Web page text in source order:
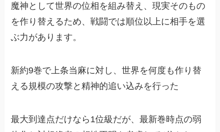
魔神として世界の位相を組み替え、現実そのもの
を作り替えるため、戦闘では順位以上に相手を選
ぶ力があります。
新約9巻で上条当麻に対し、世界を何度も作り替
える規模の攻撃と精神的追い込みを行った
最大到達点だけなら1位級だが、最新巻時点の弱